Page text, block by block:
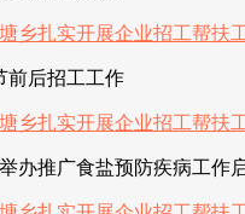
前后招工工作
办推广食盐预防疾病工作